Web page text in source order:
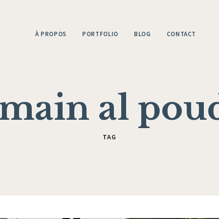
À PROPOS PORTFOLIO BLOG CONTACT
al
TAG